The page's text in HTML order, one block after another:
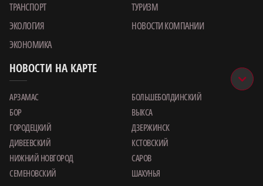
ТРАНСПОРТ
ТУРИЗМ
ЭКОЛОГИЯ
НОВОСТИ КОМПАНИИ
ЭКОНОМИКА
НОВОСТИ НА КАРТЕ
АРЗАМАС
БОЛЬШЕБОЛДИНСКИЙ
БОР
ВЫКСА
ГОРОДЕЦКИЙ
ДЗЕРЖИНСК
ДИВЕЕВСКИЙ
КСТОВСКИЙ
НИЖНИЙ НОВГОРОД
САРОВ
СЕМЕНОВСКИЙ
ШАХУНЬЯ